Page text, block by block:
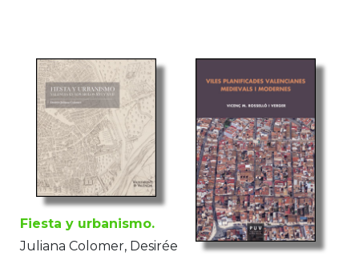
Fiesta y urbanismo.
Juliana Colomer, Desirée